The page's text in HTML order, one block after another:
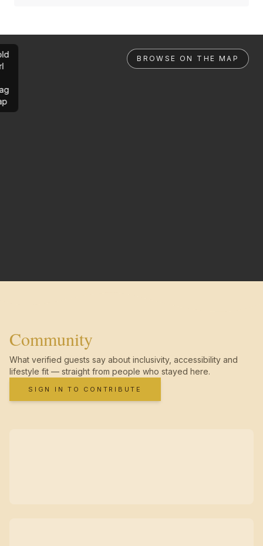
BROWSE ON THE MAP
Community
What verified guests say about inclusivity, accessibility and
lifestyle fit — straight from people who stayed here.
SIGN IN TO CONTRIBUTE